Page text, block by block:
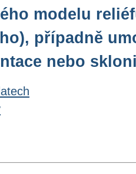
modelu
případně
nebo